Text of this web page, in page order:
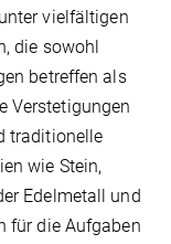
vielfältigen
die sowohl
betreffen als
Verstetigungen
traditionelle
wie Stein,
Edelmetall und
für die Aufgaben